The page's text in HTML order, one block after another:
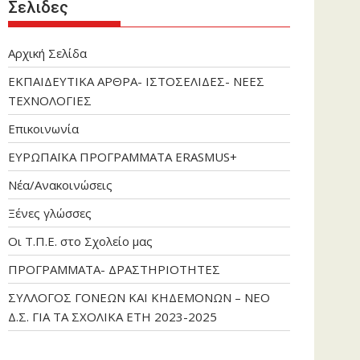
Σελιδες
Αρχική Σελίδα
ΕΚΠΑΙΔΕΥΤΙΚΑ ΑΡΘΡΑ- ΙΣΤΟΣΕΛΙΔΕΣ- ΝΕΕΣ
ΤΕΧΝΟΛΟΓΙΕΣ
Επικοινωνία
ΕΥΡΩΠΑΪΚΑ ΠΡΟΓΡΑΜΜΑΤΑ ERASMUS+
Νέα/Ανακοινώσεις
Ξένες γλώσσες
Οι Τ.Π.Ε. στο Σχολείο μας
ΠΡΟΓΡΑΜΜΑΤΑ- ΔΡΑΣΤΗΡΙΟΤΗΤΕΣ
ΣΥΛΛΟΓΟΣ ΓΟΝΕΩΝ ΚΑΙ ΚΗΔΕΜΟΝΩΝ – ΝΕΟ
Δ.Σ. ΓΙΑ ΤΑ ΣΧΟΛΙΚΑ ΕΤΗ 2023-2025